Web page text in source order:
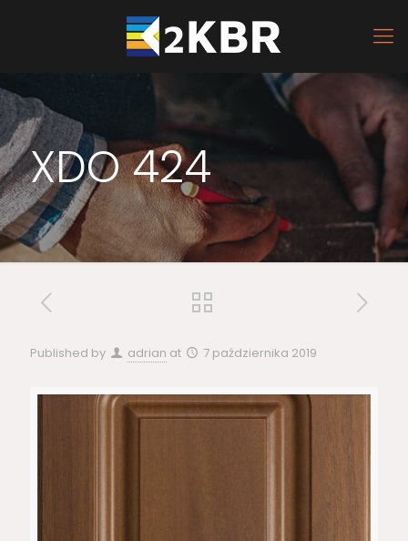
XDO 424
Published by adrian at 7 października 2019